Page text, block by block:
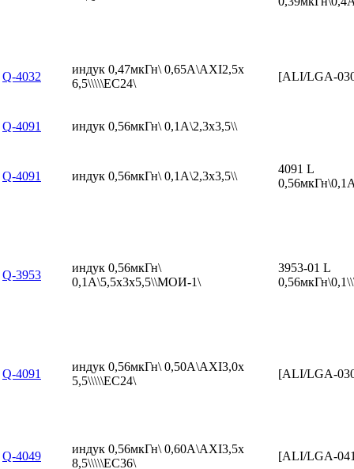
Q-4032
индук 0,47мкГн\ 0,65А\AXI2,5x
6,5\\\\\EC24\
[ALI/LGA-
Q-4091 индук 0,56мкГн\ 0,1А\2,3x3,5\\
Q-4091 индук 0,56мкГн\ 0,1А\2,3x3,5\\
4091 L
Q-3953
индук 0,56мкГн\
0,1А\5,5x3x5,5\\МОИ-1\
3953-01 L
Q-4091
индук 0,56мкГн\ 0,50А\AXI3,0x
5,5\\\\\EC24\
[ALI/LGA-
Q-4049
индук 0,56мкГн\ 0,60А\AXI3,5x
8,5\\\\\EC36\
[ALI/LGA-